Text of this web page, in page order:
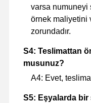
varsa numuneyi
örnek maliyetini
zorundadır.
S4: Teslimattan
musunuz?
A4: Evet,
S5: Eşyalarda bir